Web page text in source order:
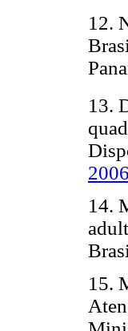
12.
13.
14.
15.